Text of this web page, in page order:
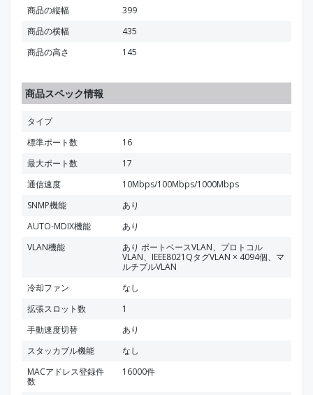
商品の縦幅
399
商品の横幅
435
商品の高さ
145
商品スペック情報
タイプ
標準ポート数
16
最大ポート数
17
通信速度
10Mbps/100Mbps/1000Mbps
SNMP機能
あり
AUTO-MDIX機能
あり
VLAN機能
あり ポートベースVLAN、プロトコル
VLAN、IEEE8021QタグVLAN × 4094個、マ
ルチプルVLAN
冷却ファン
なし
拡張スロット数
1
手動速度切替
あり
スタッカブル機能
なし
MACアドレス登録件
数
16000件